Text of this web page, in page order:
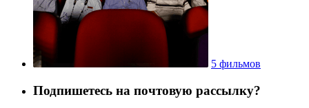
5 фильмов
Подпишетесь на почтовую рассылку?